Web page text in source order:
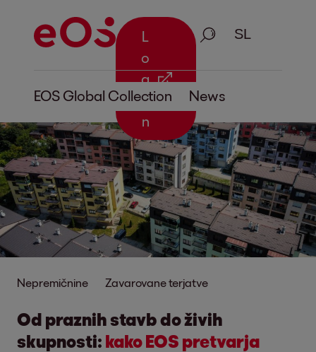
L
o
g
i
n
Iskanje
EOS Global Collection News
Nepremičnine Zavarovane terjatve
Od praznih stavb do živih
skupnosti: kako EOS pretvarja